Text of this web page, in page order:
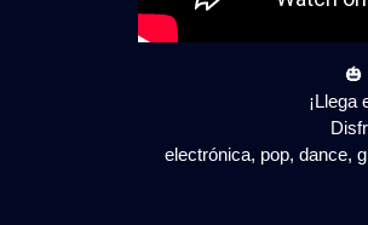
🎃
¡Llega
electrónica, pop, dance,